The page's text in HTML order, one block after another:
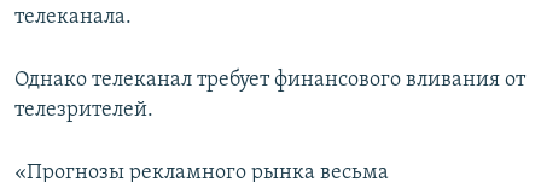
телеканала.
Однако телеканал требует финансового вливания от
телезрителей.
«Прогнозы рекламного рынка весьма